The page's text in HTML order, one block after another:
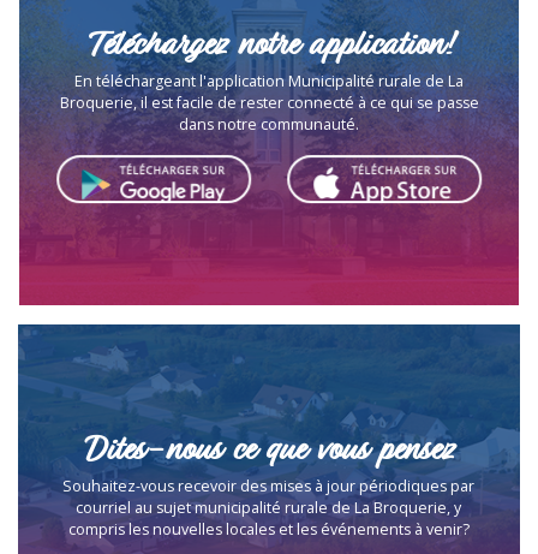
Téléchargez notre application!
En téléchargeant l'application Municipalité rurale de La
Broquerie, il est facile de rester connecté à ce qui se passe
dans notre communauté.
Dites-nous ce que vous pensez
Souhaitez-vous recevoir des mises à jour périodiques par
courriel au sujet municipalité rurale de La Broquerie, y
compris les nouvelles locales et les événements à venir?